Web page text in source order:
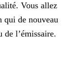
Vous allez
qui de nouveau
l’émissaire.